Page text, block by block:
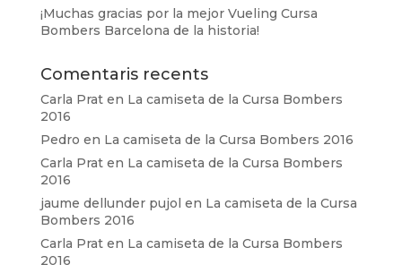
¡Muchas gracias por la mejor Vueling Cursa
Bombers Barcelona de la historia!
Comentaris recents
Carla Praten La camiseta de la Cursa Bombers
2016
Pedro en La camiseta de la Cursa Bombers 2016
Carla Praten La camiseta de la Cursa Bombers
2016
jaume dellunder pujol en La camiseta de la Cursa
Bombers 2016
Carla Praten La camiseta de la Cursa Bombers
2016